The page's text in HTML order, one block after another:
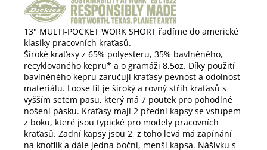
13" MULTI-POCKET WORK SHORT řadíme do americké
klasiky pracovních kraťasů.
Široké kraťasy z 65% polyesteru, 35% bavlněného,
recyklovaného kepru* a o gramáži 8,5oz. Díky použití
bavlněného kepru zaručují kraťasy pevnost a odolnost
materiálu. Loose fit je široký a rovný střih kraťasů s
vyšším setem pasu, který má 7 poutek pro pohodlné
nošení pásku. Kraťasy mají 2 přední kapsy se vstupem
z boku, které jsou typické pro modely pracovních
kraťasů. Zadní kapsy jsou 2, z toho levá má zapínání
na knoflík a dále jedna boční, menší kapsa. Nášivku s